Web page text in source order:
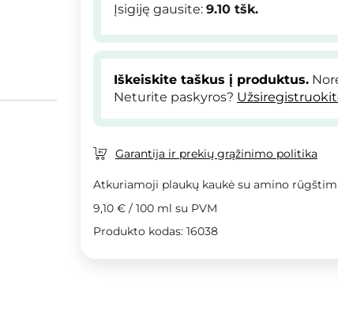
Įsigiję gausite: 9.10 tšk.
Iškeiskite taškus į produktus.
Neturite paskyros?
Garantija ir prekių grąžinimo politika
Atkuriamoji plaukų kaukė su amino
9,10 € / 100 ml su PVM
Produkto kodas: 16038